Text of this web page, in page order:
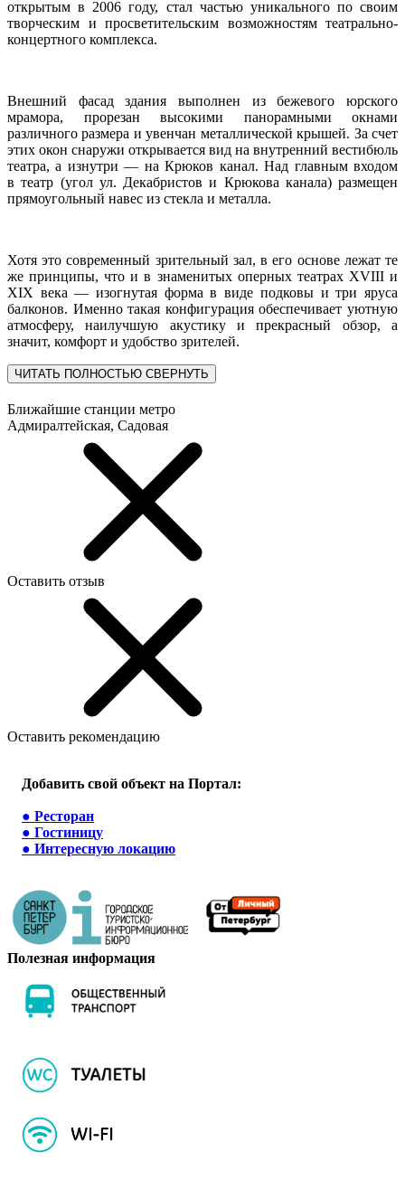
открытым в 2006 году, стал частью уникального по своим
творческим и просветительским возможностям театрально-
концертного комплекса.
Внешний фасад здания выполнен из бежевого юрского
мрамора, прорезан высокими панорамными окнами
различного размера и увенчан металлической крышей. За счет
этих окон снаружи открывается вид на внутренний вестибюль
театра, а изнутри — на Крюков канал. Над главным входом
в театр (угол ул. Декабристов и Крюкова канала) размещен
прямоугольный навес из стекла и металла.
Хотя это современный зрительный зал, в его основе лежат те
же принципы, что и в знаменитых оперных театрах XVIII и
XIX века — изогнутая форма в виде подковы и три яруса
балконов. Именно такая конфигурация обеспечивает уютную
атмосферу, наилучшую акустику и прекрасный обзор, а
значит, комфорт и удобство зрителей.
ЧИТАТЬ ПОЛНОСТЬЮ СВЕРНУТЬ
Ближайшие станции метро
Адмиралтейская, Садовая
Оставить отзыв
Оставить рекомендацию
Добавить свой объект на Портал:
● Ресторан
● Гостиницу
● Интересную локацию
Полезная информация